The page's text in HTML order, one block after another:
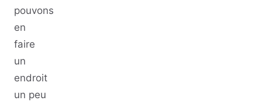
pouvons
en
faire
un
endroit
un peu